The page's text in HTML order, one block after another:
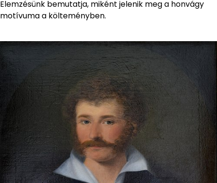
Elemzésünk bemutatja, miként jelenik meg a honvágy
motívuma a költeményben.